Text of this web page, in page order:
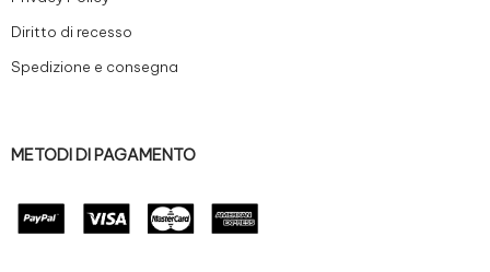
Diritto di recesso
Spedizione e consegna
METODI DI PAGAMENTO